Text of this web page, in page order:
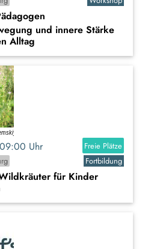
und innere Stärke
Alltag
Uhr
Freie Plätze
Fortbildung
für Kinder